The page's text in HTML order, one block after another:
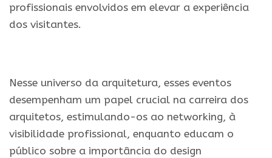
profissionais envolvidos em elevar a experiência
dos visitantes.
Nesse universo da arquitetura, esses eventos
desempenham um papel crucial na carreira dos
arquitetos, estimulando-os ao networking, à
visibilidade profissional, enquanto educam o
público sobre a importância do design